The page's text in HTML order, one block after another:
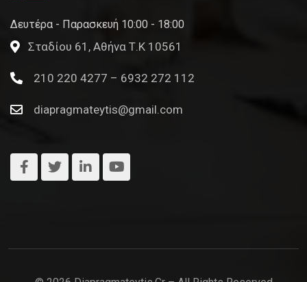
Δευτέρα - Παρασκευή 10:00 - 18:00
Σταδίου 61, Αθήνα Τ.Κ 10561
210 220 4277 – 6932 272 112
diapragmateytis@gmail.com